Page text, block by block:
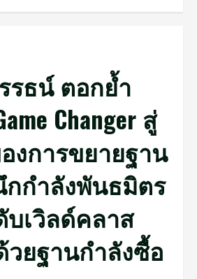
รธน์ ตอกย้ำ
Changer สู่
งการขยายฐาน
กำลังพันธมิตร
บเวิลด์คลาส
วยฐานกำลังซื้อ